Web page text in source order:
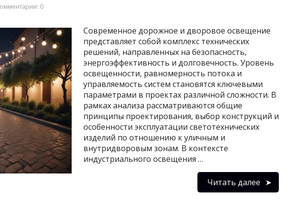
0
Современное дорожное и дворовое освещение
представляет собой комплекс технических
решений, направленных на безопасность,
энергоэффективность и долговечность. Уровень
освещенности, равномерность потока и
управляемость систем становятся ключевыми
параметрами в проектах различной сложности. В
рамках анализа рассматриваются общие
принципы проектирования, выбор конструкций и
особенности эксплуатации светотехнических
изделий по отношению к уличным и
внутридворовым зонам. В контексте
индустриального освещения …
Читать далее